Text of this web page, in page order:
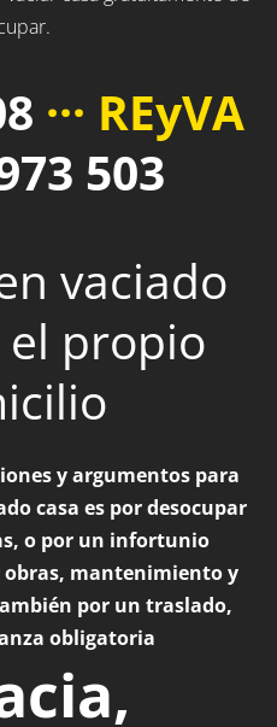
··· REyVA
503
vaciado
el propio
y argumentos para
casa es por desocupar
o por un infortunio
obras, mantenimiento y
por un traslado,
obligatoria